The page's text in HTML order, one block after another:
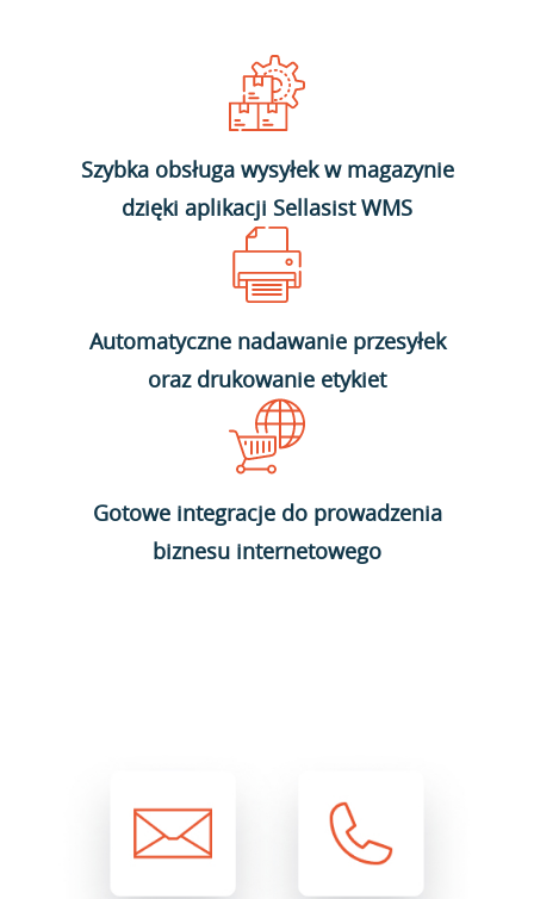
Szybka obsługa wysyłek w magazynie
dzięki aplikacji Sellasist WMS
Automatyczne nadawanie przesyłek
oraz drukowanie etykiet
Gotowe integracje do prowadzenia
biznesu internetowego